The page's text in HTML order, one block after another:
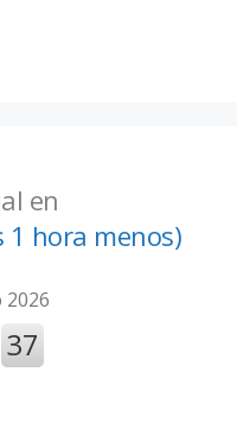
en
1 hora menos)